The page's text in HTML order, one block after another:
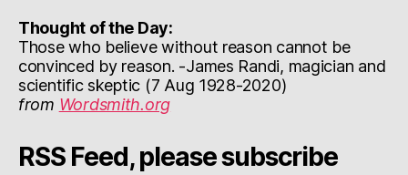
Thought of the Day:
Those who believe without reason cannot be
convinced by reason. -James Randi, magician and
scientific skeptic (7 Aug 1928-2020)
from Wordsmith.org
RSS Feed, please subscribe